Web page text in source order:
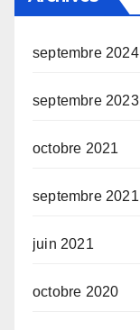
septembre 2024
septembre 2023
octobre 2021
septembre 2021
juin 2021
octobre 2020